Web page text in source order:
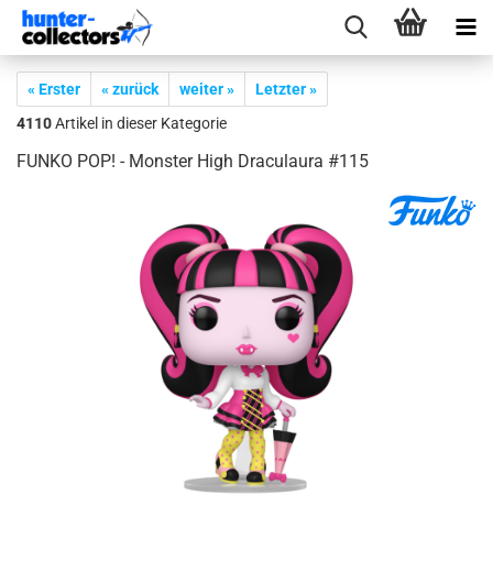
« Erster « zurück weiter »
Letzter »
4110Artikel in dieser Kategorie
FUNKO POP! - Mons­ter High Dra­cu­lau­ra #115